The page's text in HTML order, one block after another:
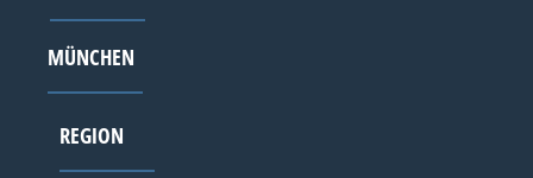
MÜNCHEN
REGION